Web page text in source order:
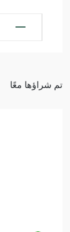
تم شراؤها معًا